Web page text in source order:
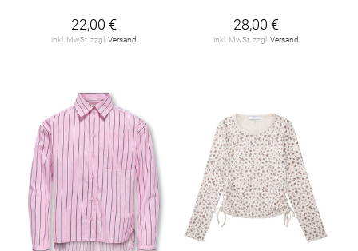
22,00 €
inkl. MwSt. zzgl. Versand
28,00 €
inkl. MwSt. zzgl. Versand